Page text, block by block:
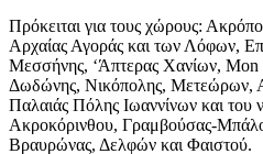
Πρόκειται για τους χώρους:
Αρχαίας Αγοράς και των Λόφων,
Μεσσήνης, ‘Άπτερας Χανίων, Mon
Δωδώνης, Νικόπολης, Μετεώρων,
Παλαιάς Πόλης Ιωαννίνων και του
Ακροκόρινθου, Γραμβούσας-
Βραυρώνας, Δελφών και Φαιστού.